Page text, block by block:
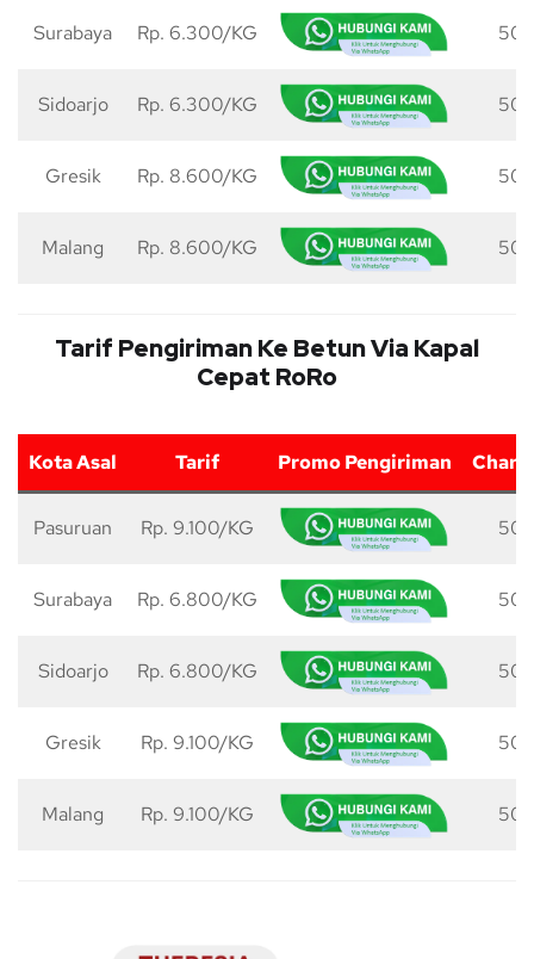
Surabaya Rp. 6.300/KG 50
Sidoarjo Rp. 6.300/KG 50
Gresik Rp. 8.600/KG 50
Malang Rp. 8.600/KG 50
Tarif Pengiriman Ke Betun Via Kapal
Cepat RoRo
Kota Asal Tarif Promo Pengiriman
Pasuruan Rp. 9.100/KG 50
Surabaya Rp. 6.800/KG 50
Sidoarjo Rp. 6.800/KG 50
Gresik Rp. 9.100/KG 50
Malang Rp. 9.100/KG 50